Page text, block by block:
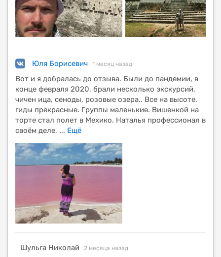
Юля Борисевич 1 месяц назад
Вот и я добралась до отзыва. Были до пандемии, в
конце февраля 2020, брали несколько экскурсий,
чичен ица, сеноды, розовые озера.. Все на высоте,
гиды прекрасные. Группы маленькие. Вишенкой на
торте стал полет в Мехико. Наталья профессионал в
своём деле, ... Ещё
Шульга Николай 2 месяца назад